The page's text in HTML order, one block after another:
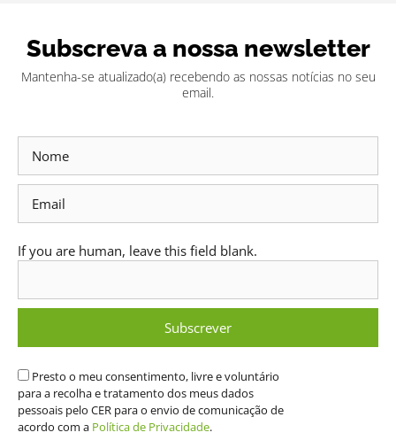
Subscreva a nossa newsletter
Mantenha-se atualizado(a) recebendo as nossas notícias no seu
email.
Newsletter
Presto o meu consentimento, livre e voluntário
para a recolha e tratamento dos meus dados
pessoais pelo CER para o envio de comunicação de
acordo com a Política de Privacidade.
If you are human, leave this field blank.
Subscrever